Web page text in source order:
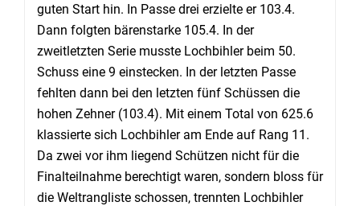
guten Start hin. In Passe drei erzielte er 103.4.
Dann folgten bärenstarke 105.4. In der
zweitletzten Serie musste Lochbihler beim 50.
Schuss eine 9 einstecken. In der letzten Passe
fehlten dann bei den letzten fünf Schüssen die
hohen Zehner (103.4). Mit einem Total von 625.6
klassierte sich Lochbihler am Ende auf Rang 11.
Da zwei vor ihm liegend Schützen nicht für die
Finalteilnahme berechtigt waren, sondern bloss für
die Weltrangliste schossen, trennten Lochbihler